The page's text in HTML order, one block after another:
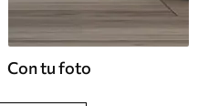
Con tu foto